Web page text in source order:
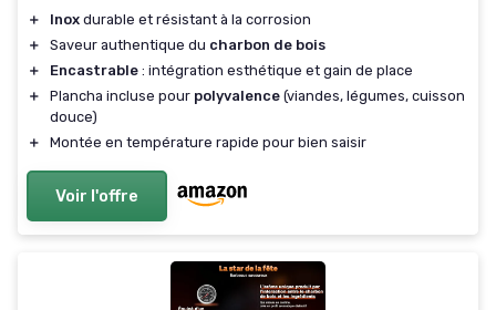
＋ Inox durable et résistant à la corrosion
＋
Saveur authentique du charbon de bois
＋
Encastrable : intégration esthétique et gain de place
＋
Plancha incluse pour polyvalence (viandes, légumes, cuisson
douce)
＋
Montée en température rapide pour bien saisir
Voir l'offre